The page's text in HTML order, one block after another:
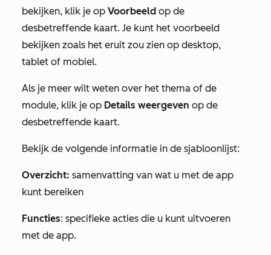
bekijken, klik je op Voorbeeld op de
desbetreffende kaart. Je kunt het voorbeeld
bekijken zoals het eruit zou zien op desktop,
tablet of mobiel.
Als je meer wilt weten over het thema of de
module, klik je op Details weergeven op de
desbetreffende kaart.
Bekijk de volgende informatie in de sjabloonlijst:
Overzicht: samenvatting van wat u met de app
kunt bereiken
Functies: specifieke acties die u kunt uitvoeren
met de app.